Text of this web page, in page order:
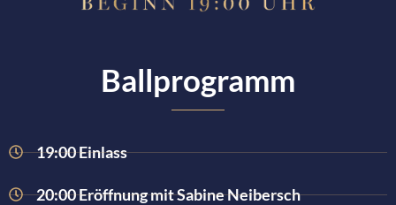
Ballprogramm
19:00 Einlass
20:00 Eröffnung mit Sabine Neibersch